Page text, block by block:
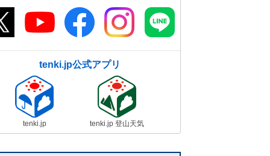
tenki.jp公式アプリ
tenki.jp tenki.jp 登山天気